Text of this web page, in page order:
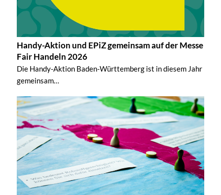
Handy-Aktion und EPiZ gemeinsam auf der Messe
Fair Handeln 2026
Die Handy-Aktion Baden-Württemberg ist in diesem Jahr
gemeinsam…